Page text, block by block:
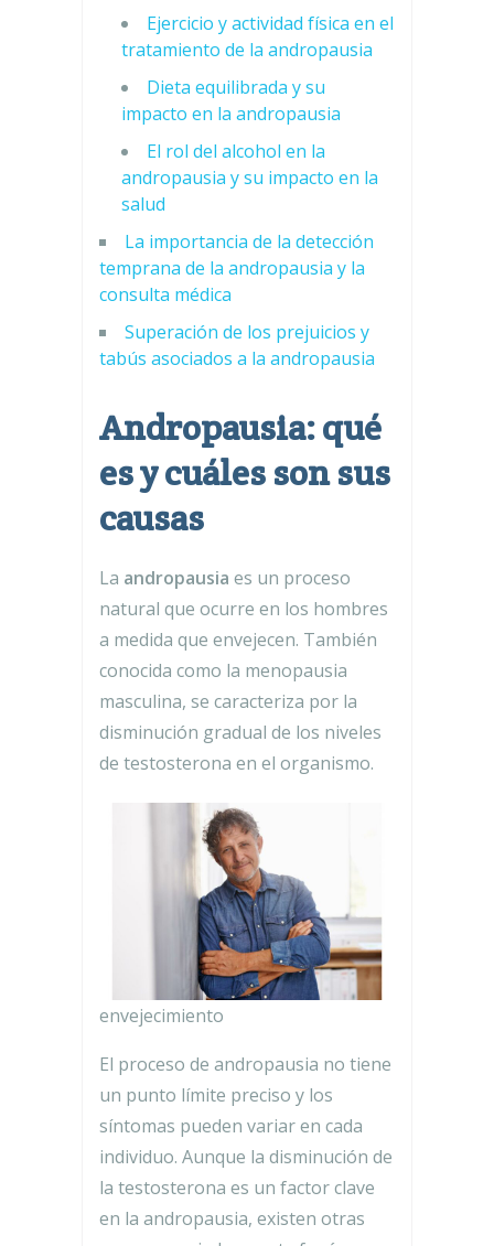
Ejercicio y actividad física en el
tratamiento de la andropausia
Dieta equilibrada y su
impacto en la andropausia
El rol del alcohol en la
andropausia y su impacto en la
salud
La importancia de la detección
temprana de la andropausia y la
consulta médica
Superación de los prejuicios y
tabús asociados a la andropausia
Andropausia: qué
es y cuáles son sus
causas
La andropausia es un proceso
natural que ocurre en los hombres
a medida que envejecen. También
conocida como la menopausia
masculina, se caracteriza por la
disminución gradual de los niveles
de testosterona en el organismo.
envejecimiento
El proceso de andropausia no tiene
un punto límite preciso y los
síntomas pueden variar en cada
individuo. Aunque la disminución de
la testosterona es un factor clave
en la andropausia, existen otras